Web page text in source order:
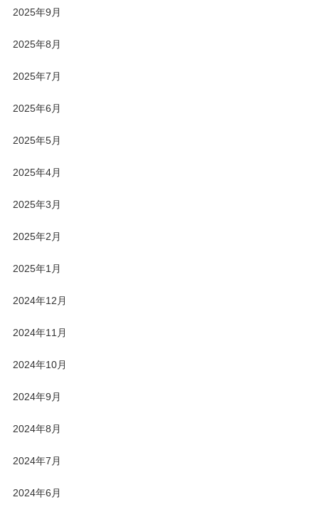
2025年9月
2025年8月
2025年7月
2025年6月
2025年5月
2025年4月
2025年3月
2025年2月
2025年1月
2024年12月
2024年11月
2024年10月
2024年9月
2024年8月
2024年7月
2024年6月